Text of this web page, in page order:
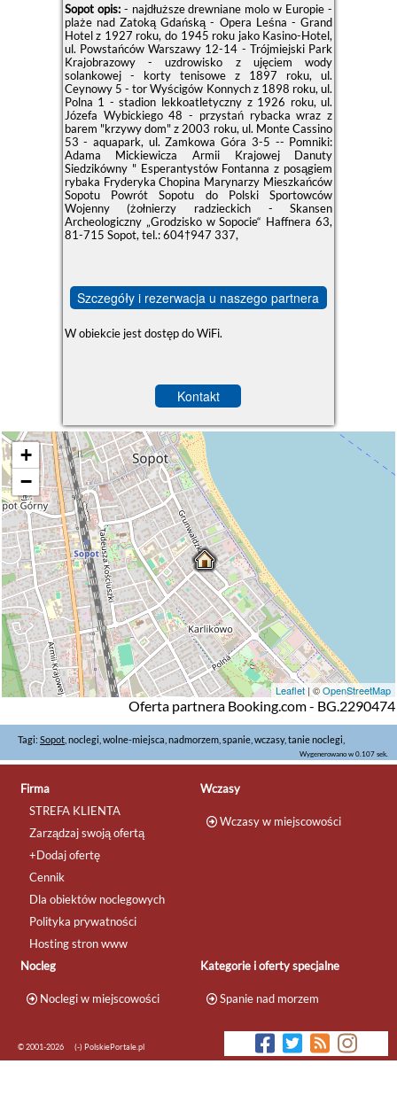
Sopot opis: - najdłuższe drewniane molo w Europie -
plaże nad Zatoką Gdańską - Opera Leśna - Grand
Hotel z 1927 roku, do 1945 roku jako Kasino-Hotel,
ul. Powstańców Warszawy 12-14 - Trójmiejski Park
Krajobrazowy - uzdrowisko z ujęciem wody
solankowej - korty tenisowe z 1897 roku, ul.
Ceynowy 5 - tor Wyścigów Konnych z 1898 roku, ul.
Polna 1 - stadion lekkoatletyczny z 1926 roku, ul.
Józefa Wybickiego 48 - przystań rybacka wraz z
barem "krzywy dom" z 2003 roku, ul. Monte Cassino
53 - aquapark, ul. Zamkowa Góra 3-5 -- Pomniki:
Adama Mickiewicza Armii Krajowej Danuty
Siedzikówny " Esperantystów Fontanna z posągiem
rybaka Fryderyka Chopina Marynarzy Mieszkańców
Sopotu Powrót Sopotu do Polski Sportowców
Wojenny (żołnierzy radzieckich - Skansen
Archeologiczny „Grodzisko w Sopocie“ Haffnera 63,
81-715 Sopot, tel.: 604†947 337,
Szczegóły i rezerwacja u naszego partnera
W obiekcie jest dostęp do WiFi.
Kontakt
+
−
Leaflet| ©OpenStreetMap
Oferta partnera Booking.com - BG.2290474
Tagi: Sopot , noclegi, wolne-miejsca, nadmorzem, spanie, wczasy, tanie noclegi,
Wygenerowano w 0.107 sek.
Firma
STREFA KLIENTA
Zarządzaj swoją ofertą
+Dodaj ofertę
Cennik
Dla obiektów noclegowych
Polityka prywatności
Hosting stron www
Wczasy
Wczasy w miejscowości
Nocleg
Noclegi w miejscowości
Kategorie i oferty specjalne
Spanie nad morzem
© 2001-2026 (-) PolskiePortale.pl